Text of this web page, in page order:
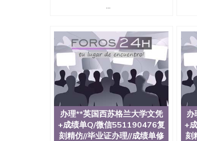
立大学学位证（San Jose State
立大学结业证（San Jose State
立大学学位证（San Jose State
立大学学历证书（San Jose State
塞州立大学学历证书（San Jose State
读CQU中央昆士兰大学学历 绩单购买
学历
央昆士兰大学学历成绩单购买学位证
理**英国格林多大学文凭+成绩单Q/微
办理【学历认证】咨询，国外证件遗失
线上快速操作，诚信经营，推荐
...
办理**英国西苏格兰大学文凭
+成绩单Q/微信551190476复
刻精仿//毕业证办理//成绩单修
办
+
刻